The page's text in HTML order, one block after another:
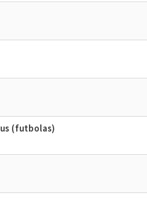
(futbolas)